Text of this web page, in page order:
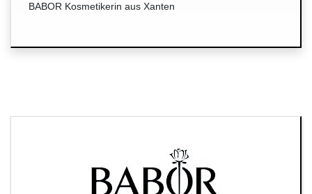
BABOR Kosmetikerin aus Xanten